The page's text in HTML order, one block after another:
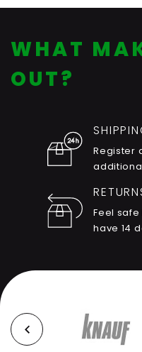
WHAT
OUT?
Register
Feel
have 14